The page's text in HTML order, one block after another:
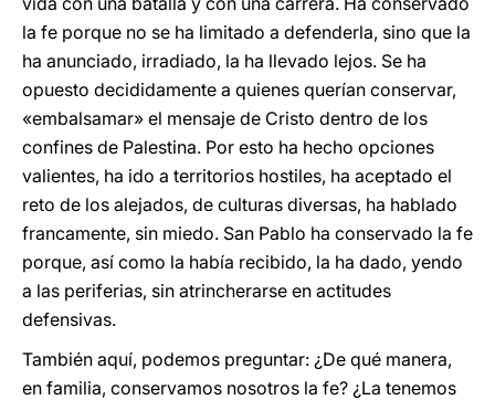
la fe porque no se ha limitado a defenderla, sino que la
ha anunciado, irradiado, la ha llevado lejos. Se ha
opuesto decididamente a quienes querían conservar,
«embalsamar» el mensaje de Cristo dentro de los
confines de Palestina. Por esto ha hecho opciones
valientes, ha ido a territorios hostiles, ha aceptado el
reto de los alejados, de culturas diversas, ha hablado
francamente, sin miedo. San Pablo ha conservado la fe
porque, así como la había recibido, la ha dado, yendo
a las periferias, sin atrincherarse en actitudes
defensivas.
También aquí, podemos preguntar: ¿De qué manera,
en familia, conservamos nosotros la fe? ¿La tenemos